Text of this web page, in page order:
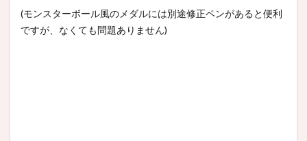
(モンスターボール風のメダルには別途修正ペンがあると便利
ですが、なくても問題ありません)